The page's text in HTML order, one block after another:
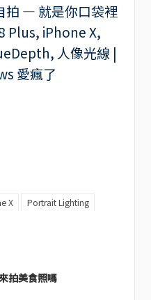
X
Portrait Lighting
拍美食照嗎